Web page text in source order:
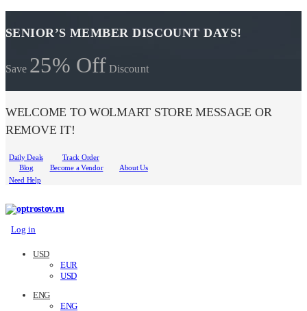
SENIOR’S MEMBER DISCOUNT DAYS!
Save 25% Off Discount
WELCOME TO WOLMART STORE MESSAGE OR
REMOVE IT!
Daily Deals
Track Order
Blog
Become a Vendor
About Us
Need Help
Log in
USD
EUR
USD
ENG
ENG